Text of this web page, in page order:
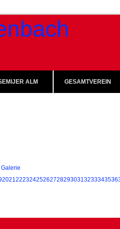
ALM GESAMTVEREIN
2021222324252627282930313233343536